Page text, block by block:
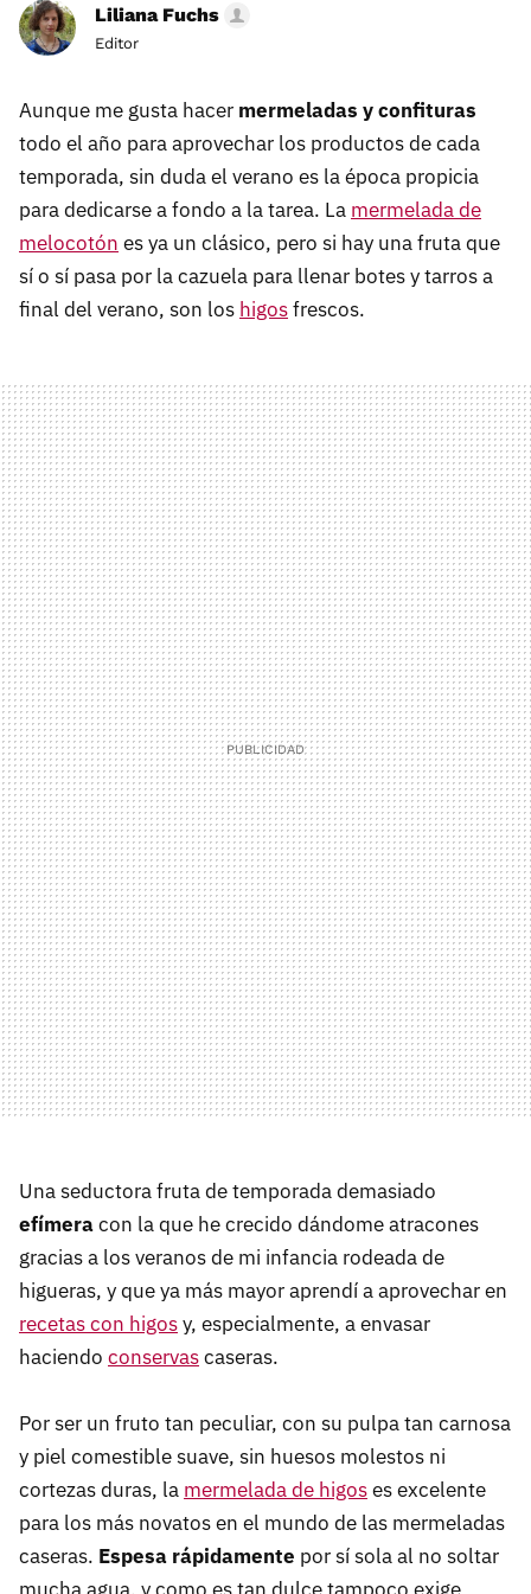
Liliana Fuchs
Editor
Aunque me gusta hacer mermeladas y confituras
todo el año para aprovechar los productos de cada
temporada, sin duda el verano es la época propicia
para dedicarse a fondo a la tarea. La mermelada de
melocotón es ya un clásico, pero si hay una fruta que
sí o sí pasa por la cazuela para llenar botes y tarros a
final del verano, son los higosfrescos.
Una seductora fruta de temporada demasiado
efímeracon la que he crecido dándome atracones
gracias a los veranos de mi infancia rodeada de
higueras, y que ya más mayor aprendí a aprovechar en
recetas con higosy, especialmente, a envasar
haciendo conservascaseras.
Por ser un fruto tan peculiar, con su pulpa tan carnosa
y piel comestible suave, sin huesos molestos ni
cortezas duras, la mermelada de higoses excelente
para los más novatos en el mundo de las mermeladas
caseras. Espesa rápidamente por sí sola al no soltar